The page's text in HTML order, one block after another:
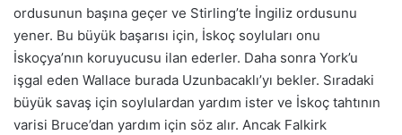
ordusunun başına geçer ve Stirling’te İngiliz ordusunu
yener. Bu büyük başarısı için, İskoç soyluları onu
İskoçya’nın koruyucusu ilan ederler. Daha sonra York’u
işgal eden Wallace burada Uzunbacaklı’yı bekler. Sıradaki
büyük savaş için soylulardan yardım ister ve İskoç tahtının
varisi Bruce’dan yardım için söz alır. Ancak Falkirk